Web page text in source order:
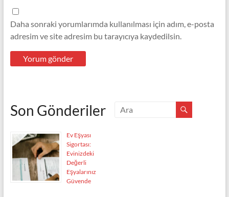
Daha sonraki yorumlarımda kullanılması için adım, e-posta
adresim ve site adresim bu tarayıcıya kaydedilsin.
Son Gönderiler
Ev Eşyası
Sigortası:
Evinizdeki
Değerli
Eşyalarınız
Güvende